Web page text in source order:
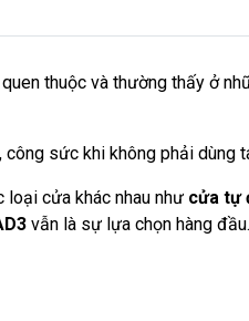
thuộc và thường thấy ở
sức khi không phải dùng
loại cửa khác nhau như cửa tự
vẫn là sự lựa chọn hàng đầu.